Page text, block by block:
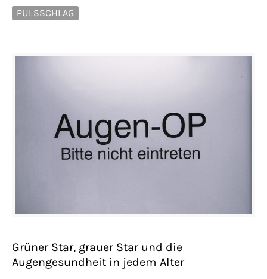
PULSSCHLAG
Grüner Star, grauer Star und die
Augengesundheit in jedem Alter